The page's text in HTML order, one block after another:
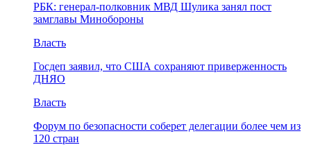
РБК: генерал-полковник МВД Шулика занял пост
замглавы Минобороны
Власть
Госдеп заявил, что США сохраняют приверженность
ДНЯО
Власть
Форум по безопасности соберет делегации более чем из
120 стран